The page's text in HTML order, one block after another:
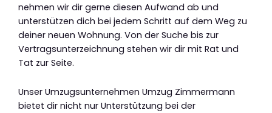
nehmen wir dir gerne diesen Aufwand ab und
unterstützen dich bei jedem Schritt auf dem Weg zu
deiner neuen Wohnung. Von der Suche bis zur
Vertragsunterzeichnung stehen wir dir mit Rat und
Tat zur Seite.
Unser Umzugsunternehmen Umzug Zimmermann
bietet dir nicht nur Unterstützung bei der